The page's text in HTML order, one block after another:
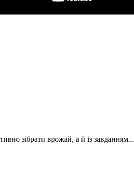
зібрати врожай, а й із завданням...